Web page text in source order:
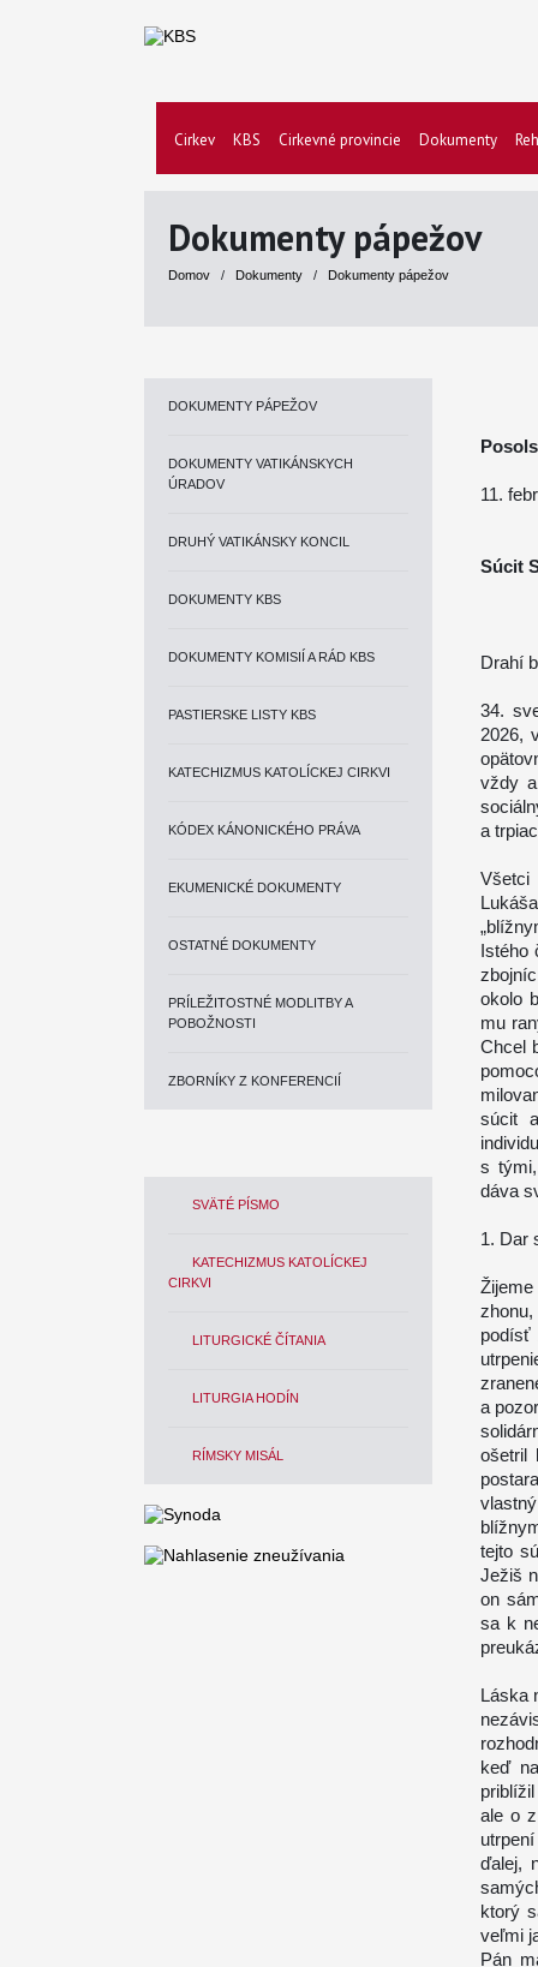
Cirkev KBS Cirkevné provincie Dokumenty
Dokumenty pápežov
Domov / Dokumenty / Dokumenty pápežov
DOKUMENTY PÁPEŽOV
DOKUMENTY VATIKÁNSKYCH
ÚRADOV
DRUHÝ VATIKÁNSKY KONCIL
DOKUMENTY KBS
DOKUMENTY KOMISIÍ A RÁD KBS
PASTIERSKE LISTY KBS
KATECHIZMUS KATOLÍCKEJ CIRKVI
KÓDEX KÁNONICKÉHO PRÁVA
EKUMENICKÉ DOKUMENTY
OSTATNÉ DOKUMENTY
PRÍLEŽITOSTNÉ MODLITBY A
POBOŽNOSTI
ZBORNÍKY Z KONFERENCIÍ
SVÄTÉ PÍSMO
KATECHIZMUS KATOLÍCKEJ
CIRKVI
LITURGICKÉ ČÍTANIA
LITURGIA HODÍN
RÍMSKY MISÁL
11.
Súcit
Drahí
34.
2026,
vždy
a
Všetci
Istého
okolo
mu
Chcel
súcit
s
dáva
1. Dar
podísť
a
ošetril
tejto
Ježiš
on
sa k
Láska
keď
ale o
ďalej,
ktorý
veľmi
Pán